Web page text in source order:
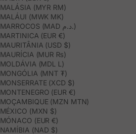
MALÁSIA (MYR RM)
MALÁUI (MWK MK)
MARROCOS (MAD د.م.)
MARTINICA (EUR €)
MAURITÂNIA (USD $)
MAURÍCIA (MUR ₨)
MOLDÁVIA (MDL L)
MONGÓLIA (MNT ₮)
MONSERRATE (XCD $)
MONTENEGRO (EUR €)
MOÇAMBIQUE (MZN MTN)
MÉXICO (MXN $)
MÓNACO (EUR €)
NAMÍBIA (NAD $)